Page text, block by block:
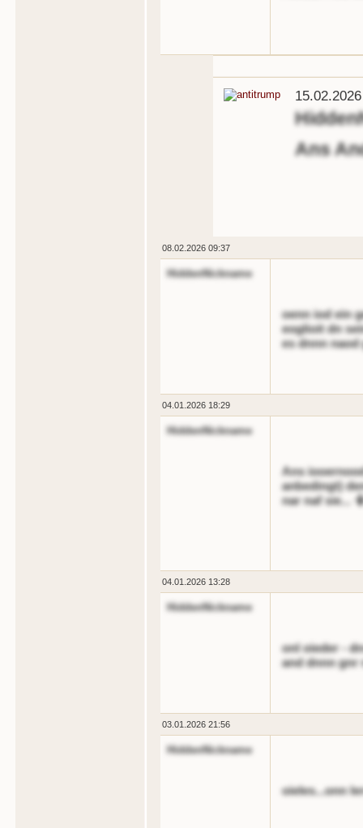
Ans
08.02.2026 09:37
HiddenNickname
oenn iod ein
eoglioit dn
es dnnn naod
04.01.2026 18:29
HiddenNickname
Ans
anbedingt)
nar naf sie...
04.01.2026 13:28
HiddenNickname
onl oieder -
and dnnn gnr
03.01.2026 21:56
HiddenNickname
oieles...onn